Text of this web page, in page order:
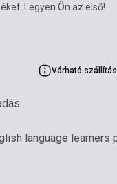
Legyen Ön az első!
Várható
language learners